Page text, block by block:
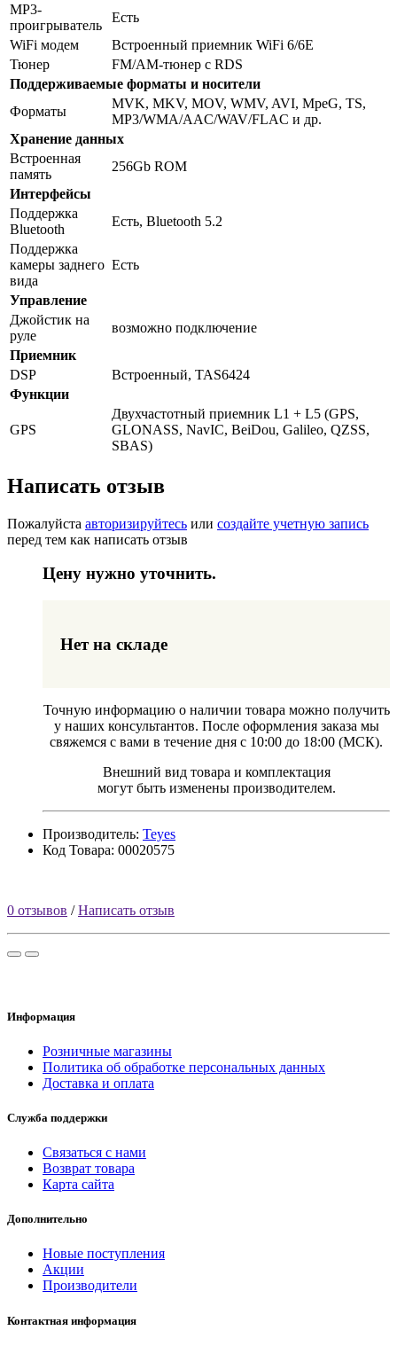
MP3-
проигрыватель
Есть
WiFi модем
Встроенный приемник WiFi 6/6E
Тюнер
FM/AM-тюнер с RDS
Поддерживаемые форматы и носители
Форматы
MVK, MKV, MOV, WMV, AVI, MpeG, TS,
MP3/WMA/AAC/WAV/FLAC и др.
Хранение данных
Встроенная
память
256Gb ROM
Интерфейсы
Поддержка
Bluetooth
Есть, Bluetooth 5.2
Поддержка
камеры заднего
вида
Есть
Управление
Джойстик на
руле
возможно подключение
Приемник
DSP
Встроенный, TAS6424
Функции
GPS
Двухчастотный приемник L1 + L5 (GPS,
GLONASS, NavIC, BeiDou, Galileo, QZSS,
SBAS)
Написать отзыв
Пожалуйста авторизируйтесь или создайте учетную запись
перед тем как написать отзыв
Цену нужно уточнить.
Нет на складе
Точную информацию о наличии товара можно получить
у наших консультантов. После оформления заказа мы
свяжемся с вами в течение дня с 10:00 до 18:00 (МСК).
Внешний вид товара и комплектация
могут быть изменены производителем.
Производитель: Teyes
Код Товара: 00020575
0 отзывов /Написать отзыв
Информация
Розничные магазины
Политика об обработке персональных данных
Доставка и оплата
Служба поддержки
Связаться с нами
Возврат товара
Карта сайта
Дополнительно
Новые поступления
Акции
Производители
Контактная информация